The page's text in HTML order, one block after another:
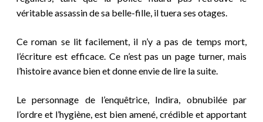
véritable assassin de sa belle-fille, il tuera ses otages.
Ce roman se lit facilement, il n’y a pas de temps mort,
l’écriture est efficace. Ce n’est pas un page turner, mais
l’histoire avance bien et donne envie de lire la suite.
Le personnage de l’enquêtrice, Indira, obnubilée par
l’ordre et l’hygiène, est bien amené, crédible et apportant